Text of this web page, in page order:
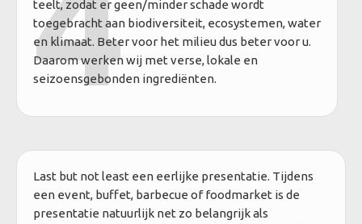
teelt, zodat er geen/minder schade wordt
toegebracht aan biodiversiteit, ecosystemen, water
en klimaat. Beter voor het milieu dus beter voor u.
Daarom werken wij met verse, lokale en
seizoensgebonden ingrediënten.
Last but not least een eerlijke presentatie. Tijdens
een event, buffet, barbecue of foodmarket is de
presentatie natuurlijk net zo belangrijk als